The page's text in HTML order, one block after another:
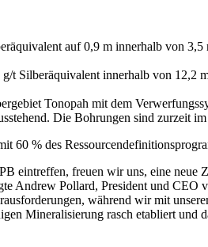
auf 0,9 m innerhalb von
Silberäquivalent innerhalb von 12,2
Tonopah mit dem
Die Bohrungen sind zurzeit
% des
eintreffen, freuen wir uns, eine
Andrew Pollard, President und
während wir mit
Mineralisierung rasch etabliert